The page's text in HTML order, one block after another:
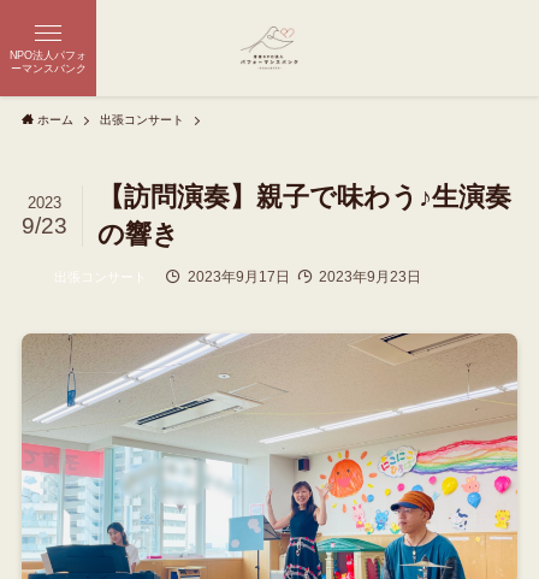
NPO法人パフォ
ーマンスバンク
ホーム 出張コンサート
【訪問演奏】親子で味わう♪生演奏
の響き
2023
9/23
出張コンサート 2023年9月17日 2023年9月23日